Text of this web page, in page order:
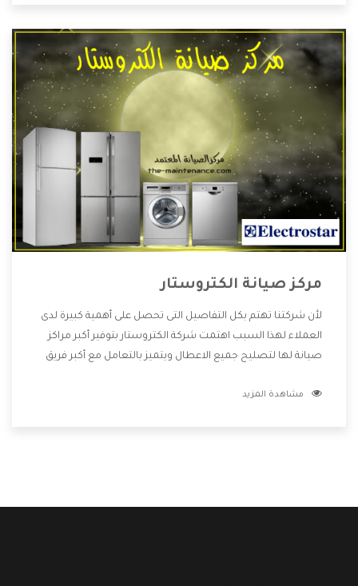
مركز صيانة الكتروستار
لأن شركتنا تهتم بكل التفاصيل التى تحصل على أهمية كبيرة لدى
العملاء لهذا السبب اهتمت شركة الكتروستار بتوفير أكبر مراكز
صيانة لها لتصليح جميع الاعطال ويتميز بالتعامل مع أكبر فريق
مكانتنا وعلى عملاءنا الكرام .
مشاهدة المزيد